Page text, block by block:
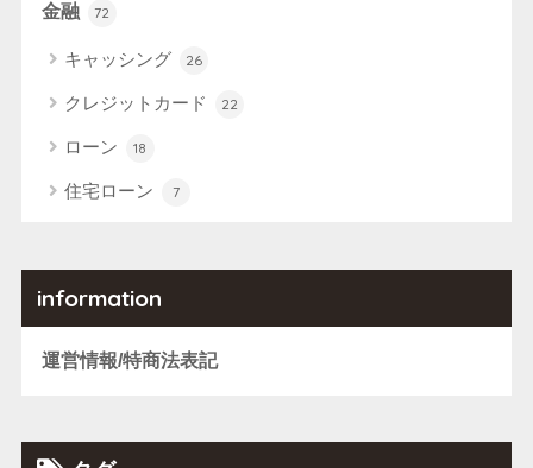
金融 72
キャッシング 26
クレジットカード 22
ローン 18
住宅ローン 7
information
運営情報/特商法表記